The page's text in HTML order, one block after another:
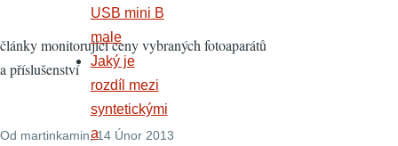
články monitorující ceny vybraných fotoaparátů
a příslušenství
Od martinkamin, 14 Únor 2013
USB mini B
male
Jaký je
rozdíl mezi
syntetickými
a